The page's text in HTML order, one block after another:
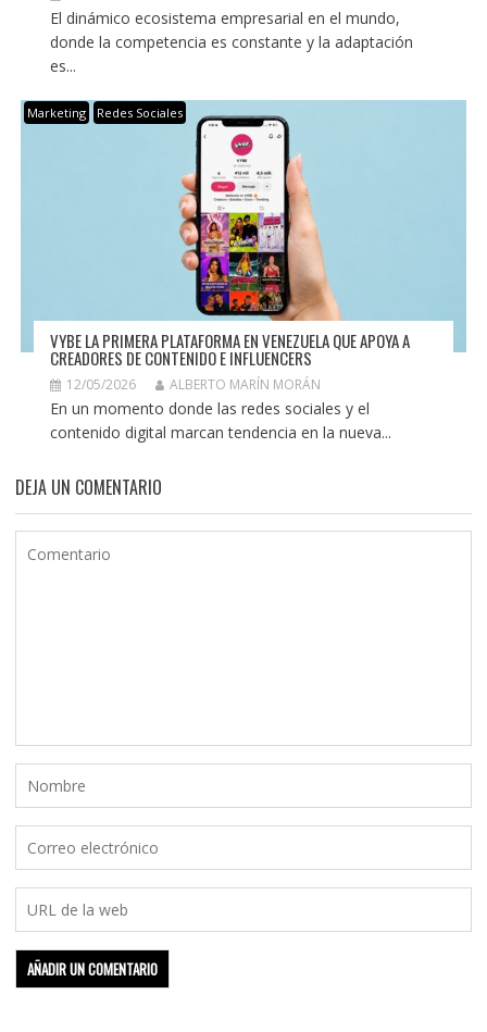
El dinámico ecosistema empresarial en el mundo,
donde la competencia es constante y la adaptación
es...
Marketing Redes Sociales
VYBE LA PRIMERA PLATAFORMA EN VENEZUELA QUE APOYA A
CREADORES DE CONTENIDO E INFLUENCERS
12/05/2026 ALBERTO MARÍN MORÁN
En un momento donde las redes sociales y el
contenido digital marcan tendencia en la nueva...
DEJA UN COMENTARIO